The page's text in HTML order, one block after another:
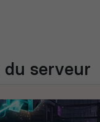
du serveur